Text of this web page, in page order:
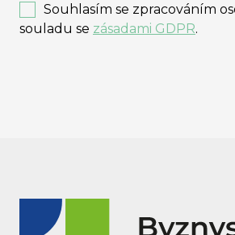
Souhlasím se zpracováním
souladu se zásadami GDPR.